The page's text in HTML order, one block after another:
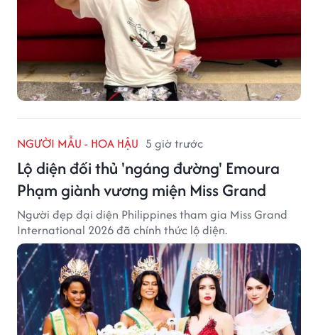
NGƯỜI MẪU - HOA HẬU 5 giờ trước
Lộ diện đối thủ 'ngáng đường' Emoura
Phạm giành vương miện Miss Grand
Người đẹp đại diện Philippines tham gia Miss Grand
International 2026 đã chính thức lộ diện.